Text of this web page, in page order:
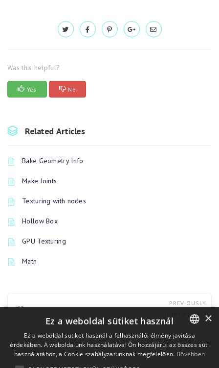
Was this helpful?
Yes No
Related Articles
Bake Geometry Info
Make Joints
Texturing with nodes
Hollow Box
GPU Texturing
Math
PREVIOUSLY
preferenciák
UP NEXT
Szimmetria
ENGLISH
×
Ez a weboldal sütiket használ
Ez a weboldal sütiket használ a felhasználói élmény javítása
érdekében. A weboldalunk használatával Ön hozzájárul az összes süti
használatához, a Cookie szabályzatunknak megfelelően. Bővebben